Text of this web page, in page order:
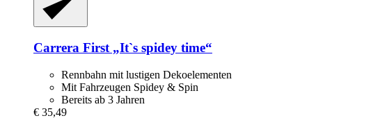
Carrera First „It`s spidey time“
Rennbahn mit lustigen Dekoelementen
Mit Fahrzeugen Spidey & Spin
Bereits ab 3 Jahren
€ 35,49